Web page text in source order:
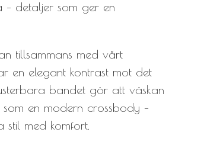
– detaljer som ger en
tillsammans med vårt
en elegant kontrast mot det
bandet gör att väskan
en modern crossbody –
med komfort.